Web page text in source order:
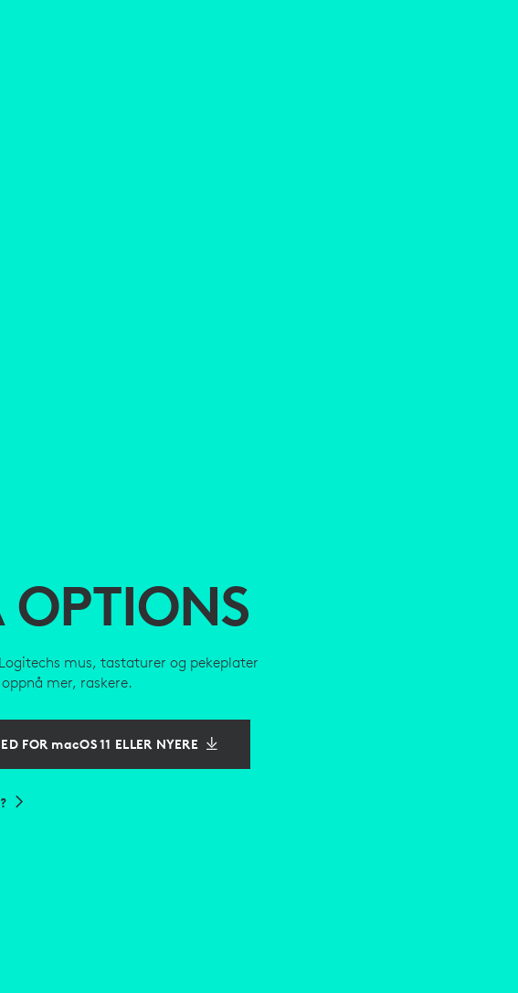
OPTIONS
mus, tastaturer og pekeplater
mer, raskere.
FOR macOS 11 ELLER NYERE